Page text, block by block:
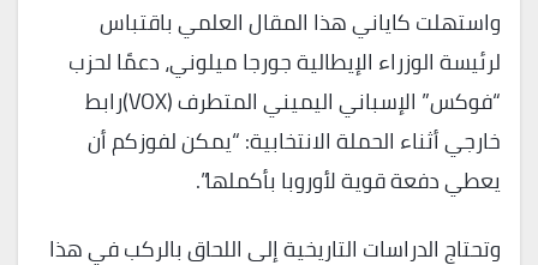
واستهلت كاياني هذا المقال العلمي باقتباس
لرئيسة الوزراء الإيطالية جورجا ميلوني، دعمًا لحزب
“فوكس” الإسباني اليميني المتطرف (VOX)رابط
خارجي أثناء الحملة الانتخابية: “يمكن لفوزكم أن
يعطي دفعة قوية لأوروبا بأكملها”.
وتحتاج الدراسات التاريخية إلى اللحاق بالركب في هذا